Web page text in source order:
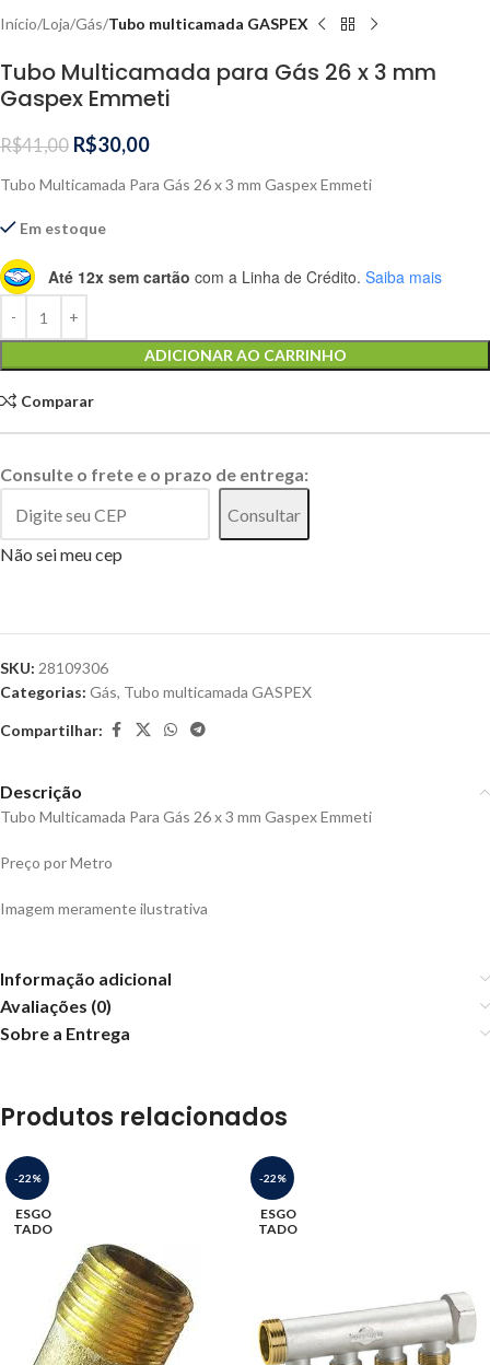
Início Loja Gás Tubo multicamada GASPEX
Tubo Multicamada para Gás 26 x 3 mm
Gaspex Emmeti
R$41,00 R$30,00
Tubo Multicamada Para Gás 26 x 3 mm Gaspex Emmeti
Em estoque
Até 12x sem cartão com a Linha de Crédito. Saiba mais
ADICIONAR AO CARRINHO
Comparar
Consulte o frete e o prazo de entrega:
Consultar
Não sei meu cep
SKU: 28109306
Categorias: Gás, Tubo multicamada GASPEX
Compartilhar:
Descrição
Tubo Multicamada Para Gás 26 x 3 mm Gaspex Emmeti
Preço por Metro
Imagem meramente ilustrativa
Informação adicional
Avaliações (0)
Sobre a Entrega
Produtos relacionados
-22%
ESGO
TADO
-22%
ESGO
TADO